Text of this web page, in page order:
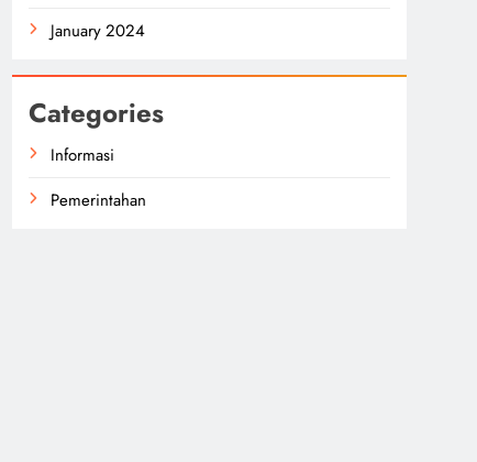
January 2024
Categories
Informasi
Pemerintahan